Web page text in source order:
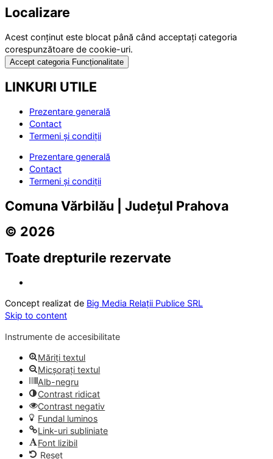
Localizare
Acest conținut este blocat până când acceptați categoria
corespunzătoare de cookie-uri.
Accept categoria Funcționalitate
LINKURI UTILE
Prezentare generală
Contact
Termeni și condiții
Prezentare generală
Contact
Termeni și condiții
Comuna Vărbilău | Județul Prahova
© 2026
Toate drepturile rezervate
Concept realizat de Big Media Relații Publice SRL
Skip to content
Instrumente de accesibilitate
Măriți textul
Micșorați textul
Alb-negru
Contrast ridicat
Contrast negativ
Fundal luminos
Link-uri subliniate
Font lizibil
Reset